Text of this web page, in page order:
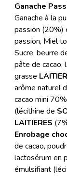
Ganache
Ganache à la
passion (20%)
passion, Miel
Sucre, beurre
pâte de cacao,
grasse
arôme naturel
cacao mini
(lécithine de
LAITIERES
Enrobage
de cacao,
lactosérum en
émulsifiant